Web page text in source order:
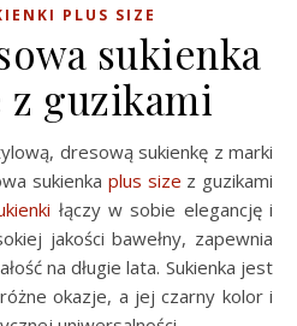
PLUS SIZE
sukienka
z guzikami
sukienka plus size z guzikami
łączy w sobie elegancję i
jakości bawełny, zapewnia
na długie lata. Sukienka jest
okazje, a jej czarny kolor i